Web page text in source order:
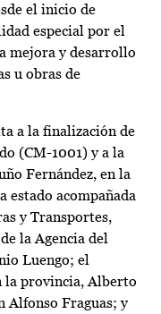
el inicio de
especial por el
mejora y desarrollo
u obras de
a la finalización de
(CM-1001) y a la
Fernández, en la
estado acompañada
y Transportes,
la Agencia del
Luengo; el
la provincia, Alberto
Alfonso Fraguas; y